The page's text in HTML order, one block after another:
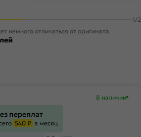
1/2
немного отличаться от оригинала.
В наличии
переплат
540 ₽ в месяц